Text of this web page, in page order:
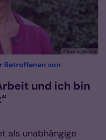
© Bistum Aachen
Betroffenen von
und ich bin
als unabhängige